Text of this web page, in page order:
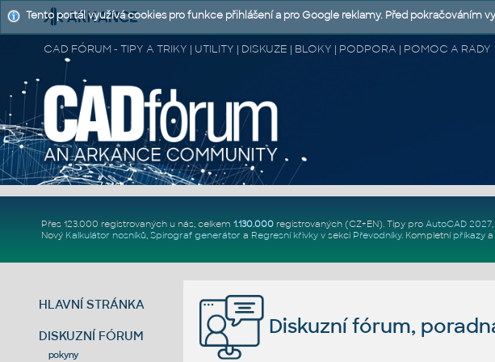
CAD FÓRUM - TIPY A TRIKY | UTILITY | DISKUZE | BLOKY | PODPORA | POMOC A RADY
Přes 123.000 registrovaných u nás, celkem 1.130.000registrovaných (CZ+EN). Tipy pro AutoCAD 2027
Nový Kalkulátor nosníků, Spirograf generátor a Regresní křivkyv sekci Převodníky. Kompletní příkazya
HLAVNÍ STRÁNKA
DISKUZNÍ FÓRUM
pokyny
Diskuzní fórum,
Tento portál využívá cookies pro funkce přihlášení a pro Google reklamy. Před pokračováním